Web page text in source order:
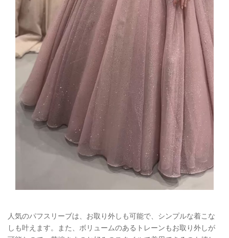
人気のパフスリーブは、お取り外しも可能で、シンプルな着こな
しも叶えます。また、ボリュームのあるトレーンもお取り外しが